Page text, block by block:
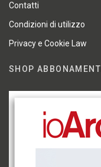
Contatti
Condizioni di utilizzo
Privacy e Cookie Law
SHOP ABBONAMENTI